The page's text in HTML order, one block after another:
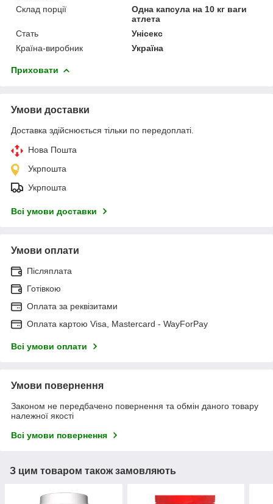
Склад порції
Одна капсула на 10 кг ваги
атлета
Стать
Унісекс
Країна-виробник
Україна
Приховати
Умови доставки
Доставка здійснюється тільки по передоплаті.
Нова Пошта
Укрпошта
Укрпошта
Всі умови доставки
Умови оплати
Післяплата
Готівкою
Оплата за реквізитами
Оплата картою Visa, Mastercard - WayForPay
Всі умови оплати
Умови повернення
Законом не передбачено повернення та обмін даного товару
належної якості
Всі умови повернення
З цим товаром також замовляють